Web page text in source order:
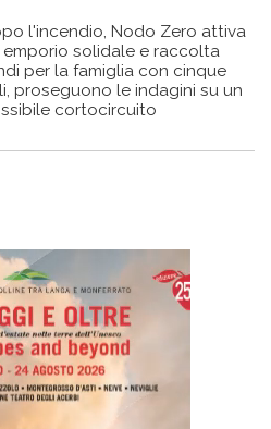
l'incendio, Nodo Zero attiva
emporio solidale e raccolta
per la famiglia con cinque
proseguono le indagini su un
cortocircuito